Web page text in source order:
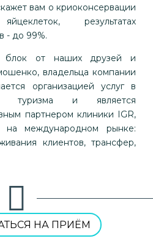
вам о криоконсервации
результатах
- до 99%.
блок от наших друзей и
владельца компании
организацией услуг в
туризма и является
партнером клиники IGR,
на международном рынке:
клиентов, трансфер,
НА ПРИЁМ